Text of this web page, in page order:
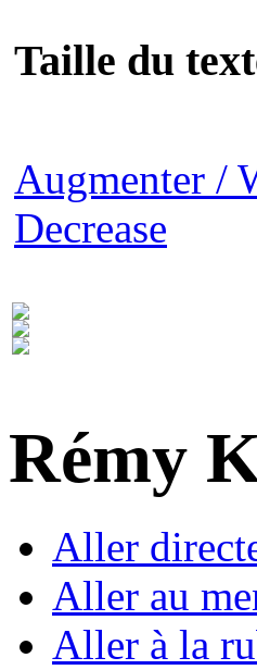
Taille du
Augmenter /
Decrease
Rémy
Aller
Aller au
Aller à la